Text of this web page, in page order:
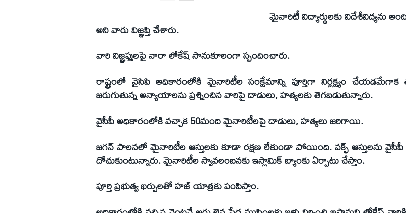
మైనారిటీ విద్యార్థులకు విదేశీవిద్యను
అని వారు విజ్ఞప్తి చేశారు.
వారి విజ్ఞప్తులపై నారా లోకేష్ సానుకూలంగా స్పందించారు.
రాష్ట్రంలో వైసిపి అధికారంలోకి మైనారిటీల సంక్షేమాన్ని పూర్తిగా నిర్లక్ష్యం చేయడమేగాక
జరుగుతున్న అన్యాయాలను ప్రశ్నించిన వారిపై దాడులు, హత్యలకు తెగబడుతున్నారు.
వైసీపీ అధికారంలోకి వచ్చాక 50మంది మైనారిటీలపై దాడులు, హత్యలు జరిగాయి.
జగన్ పాలనలో మైనారిటీల ఆస్తులకు కూడా రక్షణ లేకుండా పోయింది. వక్ఫ్ ఆస్తులను వైసీపీ
దోచుకుంటున్నారు. మైనారిటీల స్వావలంబనకు ఇస్లామిక్ బ్యాంకు ఏర్పాటు చేస్తాం.
పూర్తి ప్రభుత్వ ఖర్చులతో హజ్ యాత్రకు పంపిస్తాం.